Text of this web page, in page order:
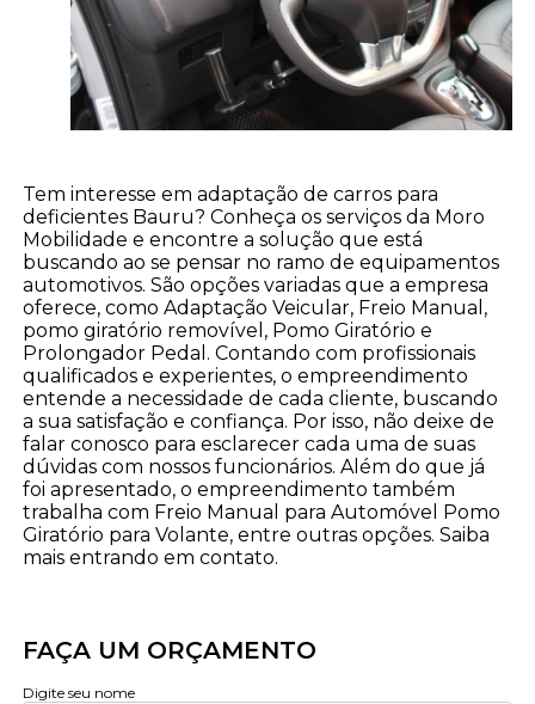
Tem interesse em adaptação de carros para
deficientes Bauru? Conheça os serviços da Moro
Mobilidade e encontre a solução que está
buscando ao se pensar no ramo de equipamentos
automotivos. São opções variadas que a empresa
oferece, como Adaptação Veicular, Freio Manual,
pomo giratório removível, Pomo Giratório e
Prolongador Pedal. Contando com profissionais
qualificados e experientes, o empreendimento
entende a necessidade de cada cliente, buscando
a sua satisfação e confiança. Por isso, não deixe de
falar conosco para esclarecer cada uma de suas
dúvidas com nossos funcionários. Além do que já
foi apresentado, o empreendimento também
trabalha com Freio Manual para Automóvel Pomo
Giratório para Volante, entre outras opções. Saiba
mais entrando em contato.
FAÇA UM ORÇAMENTO
Digite seu nome